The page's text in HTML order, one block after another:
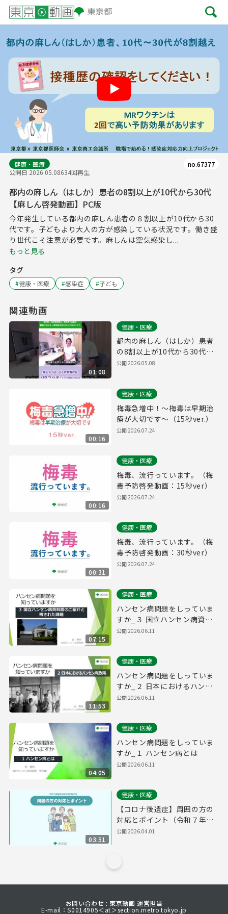
Play
健康・医療
公開日 2026.05.08634回再生
no.67377
都内の麻しん（はしか）患者の8割以上が10代から30代
【麻しん啓発動画】PC版
今年発生している都内の麻しん患者の８割以上が10代から30
代です。子どもより大人の方が感染している状況です。働き盛
り世代こそ注意が必要です。麻しんは空気感染し...
もっと見る
タグ
#健康・医療 #感染症 #子ども
関連動画
01:08
健康・医療
都内の麻しん（はしか）患者
の8割以上が10代から30代
【麻しん啓発動画】SP版
公開2026.05.08
00:16
健康・医療
梅毒急増中！～梅毒は早期治
療が大切です～（15秒ver.）
公開2026.07.24
00:16
健康・医療
梅毒、流行っています。（梅
毒予防啓発動画：15秒ver）
公開2026.07.24
00:31
健康・医療
梅毒、流行っています。（梅
毒予防啓発動画：30秒ver）
公開2026.07.24
07:15
健康・医療
ハンセン病問題をしっていま
すか_３ 国立ハンセン病資料
館のご紹介と残された課題
公開2026.06.11
11:53
健康・医療
ハンセン病問題をしっていま
すか_２ 日本におけるハンセ
ン病政策
公開2026.06.11
04:05
健康・医療
ハンセン病問題をしっていま
すか_１ ハンセン病とは
公開2026.06.11
03:51
健康・医療
【コロナ後遺症】周囲の方の
対応とポイント（令和７年度
作成）
公開2026.04.01
お問い合わせ : 東京動画 運営担当
E-mail：S0014905＜at＞section.metro.tokyo.jp